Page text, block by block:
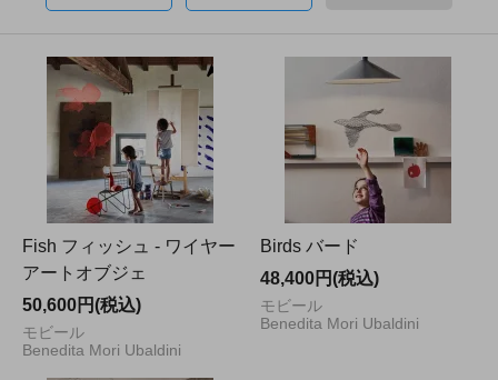
Fish フィッシュ - ワイヤー
アートオブジェ
50,600円(税込)
モビール
Benedita Mori Ubaldini
Birds バード
48,400円(税込)
モビール
Benedita Mori Ubaldini